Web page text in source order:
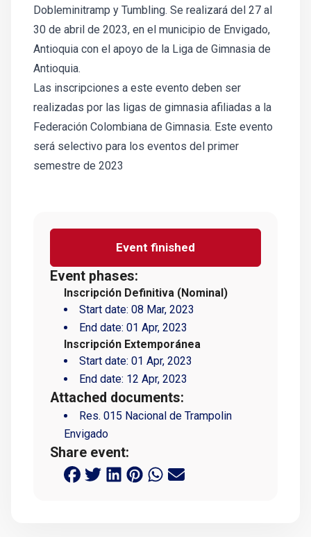
Dobleminitramp y Tumbling. Se realizará del 27 al
30 de abril de 2023, en el municipio de Envigado,
Antioquia con el apoyo de la Liga de Gimnasia de
Antioquia.
Las inscripciones a este evento deben ser
realizadas por las ligas de gimnasia afiliadas a la
Federación Colombiana de Gimnasia. Este evento
será selectivo para los eventos del primer
semestre de 2023
Event finished
Event phases:
Inscripción Definitiva (Nominal)
Start date: 08 Mar, 2023
End date: 01 Apr, 2023
Inscripción Extemporánea
Start date: 01 Apr, 2023
End date: 12 Apr, 2023
Attached documents:
Res. 015 Nacional de Trampolin
Envigado
Share event: